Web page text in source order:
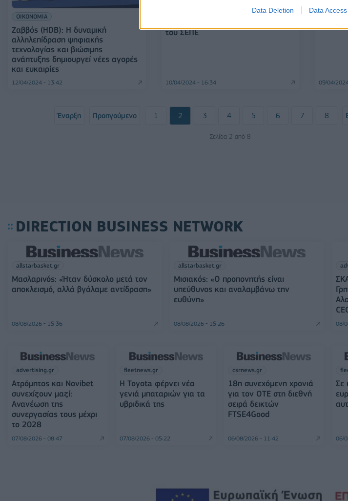
Data Deletion Data Access
ΟΙΚΟΝΟΜΙΑ
Ζαββός (HDB): H δυναμική
αλληλεπίδραση ψηφιακής
τεχνολογίας και βιώσιμης
ανάπτυξης δημιουργεί νέες αγορές
και ευκαιρίες
12/04/2024 - 13:42
του ΣΕΠΕ
10/04/2024 - 16:34
Γ.
09/04/
Έναρξη Προηγούμενο 1 2 3 4 5 6 7 8
Σελίδα 2 από 8
DIRECTION BUSINESS NETWORK
allstarbasket.gr
Μασλαρινός: «Ήταν δύσκολο μετά τον
αποκλεισμό, αλλά βγάλαμε αντίδραση»
08/08/2026 - 15:36
allstarbasket.gr
Μισιακός: «Ο προπονητής είναι
υπεύθυνος και αναλαμβάνω την
ευθύνη»
08/08/2026 - 15:26 08/
advertising.gr
Ατρόμητος και Novibet
συνεχίζουν μαζί:
Ανανέωση της
συνεργασίας τους μέχρι
το 2028
07/08/2026 - 08:47
fleetnews.gr
Η Toyota φέρνει νέα
γενιά μπαταριών για τα
υβριδικά της
07/08/2026 - 05:22
csrnews.gr
18η συνεχόμενη χρονιά
για τον ΟΤΕ στη διεθνή
σειρά δεικτών
FTSE4Good
06/08/2026 - 11:42
Σε
06/